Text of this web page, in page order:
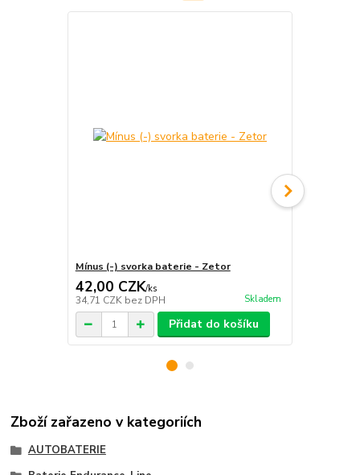
Mínus (-) svorka baterie - Zetor
42,00 CZK/ks
34,71 CZK bez DPH Skladem
Přidat do košíku
Zboží zařazeno v kategoriích
AUTOBATERIE